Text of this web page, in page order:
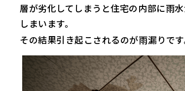
層が劣化してしまうと住宅の内部に雨
しまいます。
その結果引き起こされるのが雨漏りです